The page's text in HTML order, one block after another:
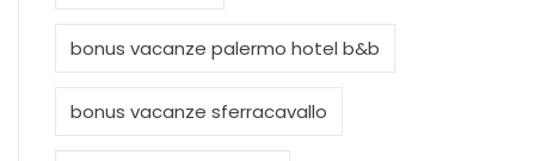
bonus vacanze palermo hotel b&b
bonus vacanze sferracavallo